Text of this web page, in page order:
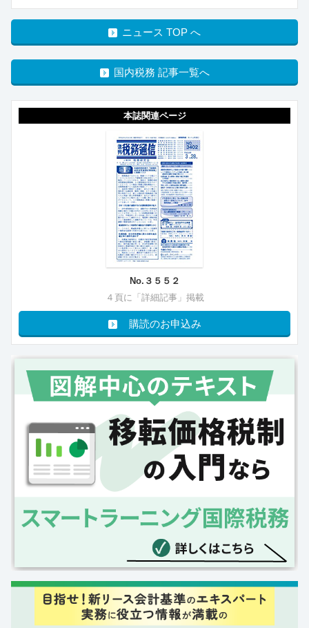
ニュース TOP へ
国内税務 記事一覧へ
本誌関連ページ
No.３５５２
４頁に「詳細記事」掲載
購読のお申込み